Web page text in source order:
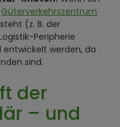
Güterverkehrszentrum
(z. B. der
Peripherie
entwickelt werden, da
sind.
der
– und